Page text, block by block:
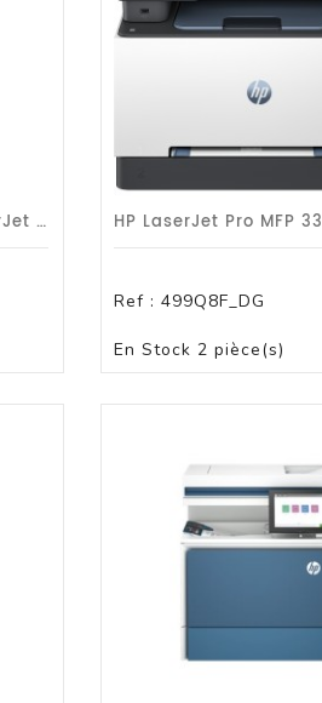
HP Renew Gold Color LaserJet Pro MFP 3303fdn A4//dp/u-R/G1a
Ref :499Q8F_DG
En Stock 2 pièce(s)